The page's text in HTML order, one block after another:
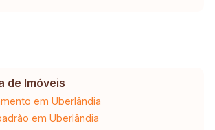
de Imóveis
em Uberlândia
em Uberlândia